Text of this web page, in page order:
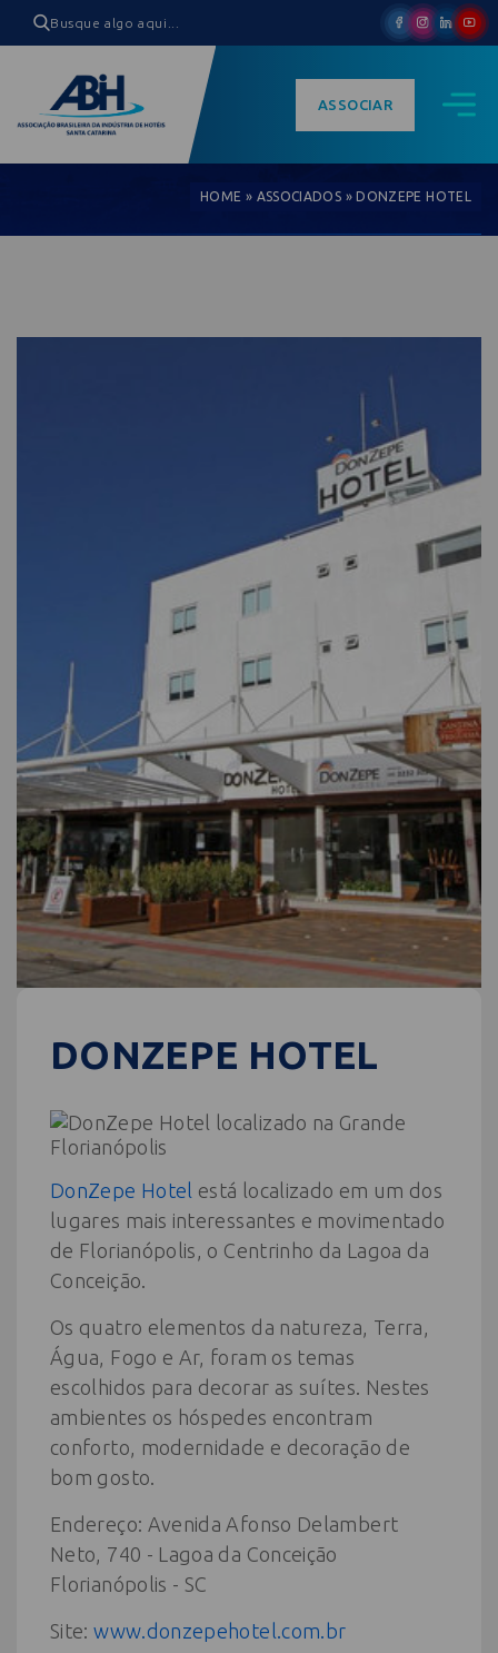
ASSOCIAR
HOME » ASSOCIADOS »DONZEPE HOTEL
DONZEPE HOTEL
DonZepe Hotel está localizado em um dos
lugares mais interessantes e movimentado
de Florianópolis, o Centrinho da Lagoa da
Conceição.
Os quatro elementos da natureza, Terra,
Água, Fogo e Ar, foram os temas
escolhidos para decorar as suítes. Nestes
ambientes os hóspedes encontram
conforto, modernidade e decoração de
bom gosto.
Endereço: Avenida Afonso Delambert
Neto, 740 - Lagoa da Conceição
Florianópolis - SC
Site:www.donzepehotel.com.br